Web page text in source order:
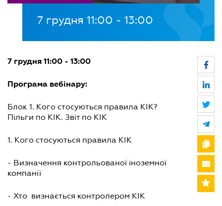
7 грудня 11:00 - 13:00
7 грудня 11:00 - 13:00
Програма вебінару:
Блок 1. Кого стосуються правила КІК?
Пільги по КІК. Звіт по КІК
1. Кого стосуються правила КІК
- Визначення контрольованої іноземної
компанії
- Хто визнається контролером КІК